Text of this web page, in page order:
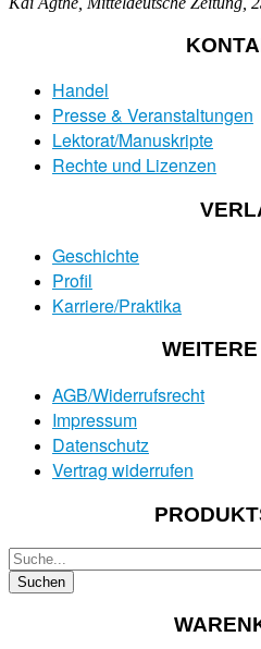
Handel
Presse & Veranstaltungen
Lektorat/Manuskripte
Rechte und Lizenzen
Geschichte
Profil
Karriere/Praktika
AGB/Widerrufsrecht
Impressum
Datenschutz
Vertrag widerrufen